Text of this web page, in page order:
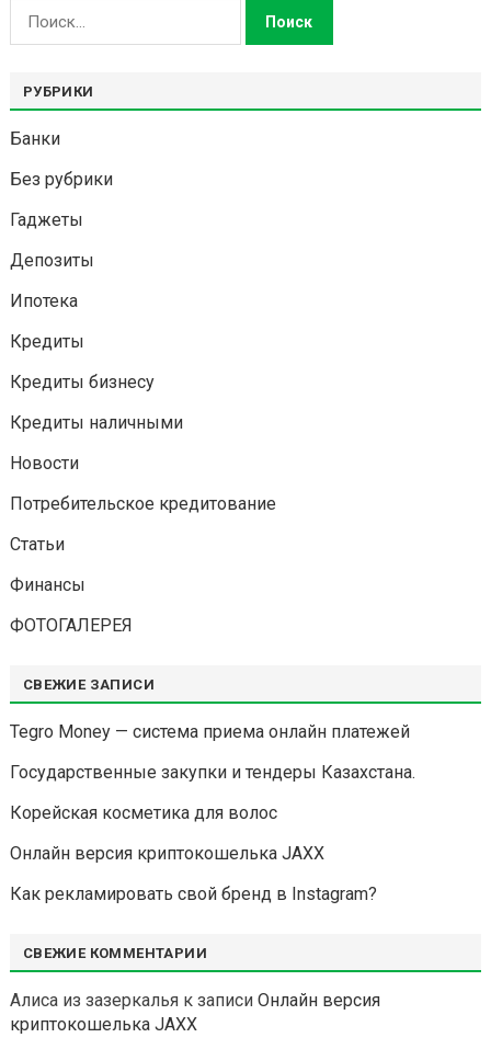
Найти:
РУБРИКИ
Банки
Без рубрики
Гаджеты
Депозиты
Ипотека
Кредиты
Кредиты бизнесу
Кредиты наличными
Новости
Потребительское кредитование
Статьи
Финансы
ФОТОГАЛЕРЕЯ
СВЕЖИЕ ЗАПИСИ
Tegro Money — система приема онлайн платежей
Государственные закупки и тендеры Казахстана.
Корейская косметика для волос
Онлайн версия криптокошелька JAXX
Как рекламировать свой бренд в Instagram?
СВЕЖИЕ КОММЕНТАРИИ
Алиса из зазеркальяк записи Онлайн версия
криптокошелька JAXX